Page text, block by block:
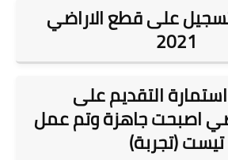
على قطع الاراضي
2021
التقديم على
اصبحت جاهزة وتم عمل
تيست (تجربة)